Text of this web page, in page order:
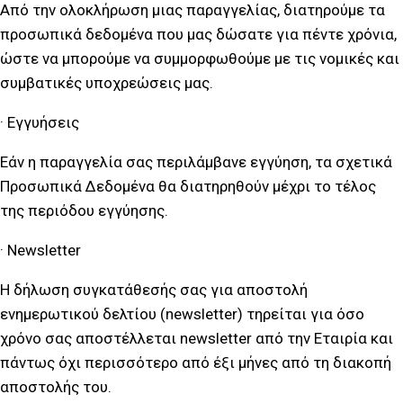
Από την ολοκλήρωση μιας παραγγελίας, διατηρούμε τα
προσωπικά δεδομένα που μας δώσατε για πέντε χρόνια,
ώστε να μπορούμε να συμμορφωθούμε με τις νομικές και
συμβατικές υποχρεώσεις μας.
· Εγγυήσεις
Εάν η παραγγελία σας περιλάμβανε εγγύηση, τα σχετικά
Προσωπικά Δεδομένα θα διατηρηθούν μέχρι το τέλος
της περιόδου εγγύησης.
· Newsletter
Η δήλωση συγκατάθεσής σας για αποστολή
ενημερωτικού δελτίου (newsletter) τηρείται για όσο
χρόνο σας αποστέλλεται newsletter από την Εταιρία και
πάντως όχι περισσότερο από έξι μήνες από τη διακοπή
αποστολής του.